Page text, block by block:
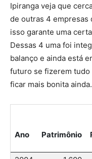
Ipiranga veja que
de outras 4
isso garante uma
Dessas 4 uma foi
balanço e ainda está
futuro se fizerem
ficar mais bonita ainda.
Ano Patrimônio